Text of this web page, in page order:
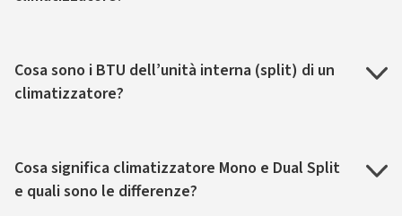
Cosa sono i BTU dell’unità interna (split) di un
climatizzatore?
Cosa significa climatizzatore Mono e Dual Split
e quali sono le differenze?